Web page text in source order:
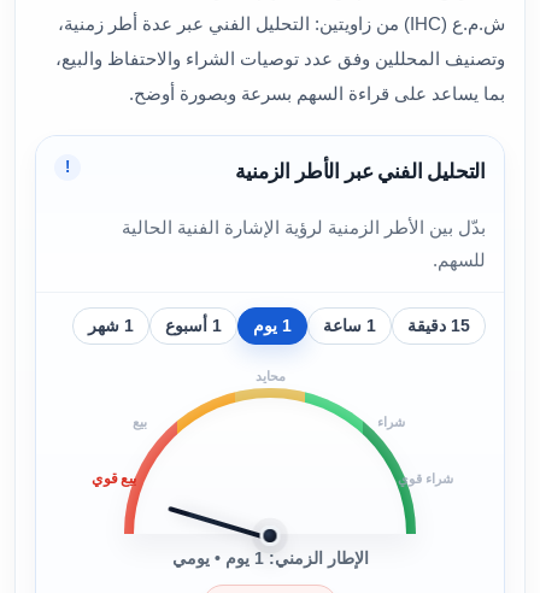
ش.م.ع (IHC) من زاويتين: التحليل الفني عبر عدة أطر زمنية،
وتصنيف المحللين وفق عدد توصيات الشراء والاحتفاظ والبيع،
بما يساعد على قراءة السهم بسرعة وبصورة أوضح.
التحليل الفني عبر الأطر الزمنية
بدّل بين الأطر الزمنية لرؤية الإشارة الفنية الحالية
للسهم.
!
15 دقيقة 1 ساعة 1 يوم 1 أسبوع 1 شهر
بيع قوي
بيع
محايد
شراء
شراء قوي
الإطار الزمني: 1 يوم • يومي